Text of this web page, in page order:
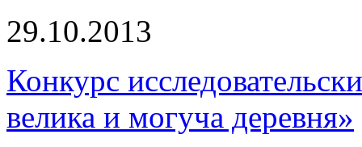
29.10.2013
Конкурс
велика и могуча деревня»